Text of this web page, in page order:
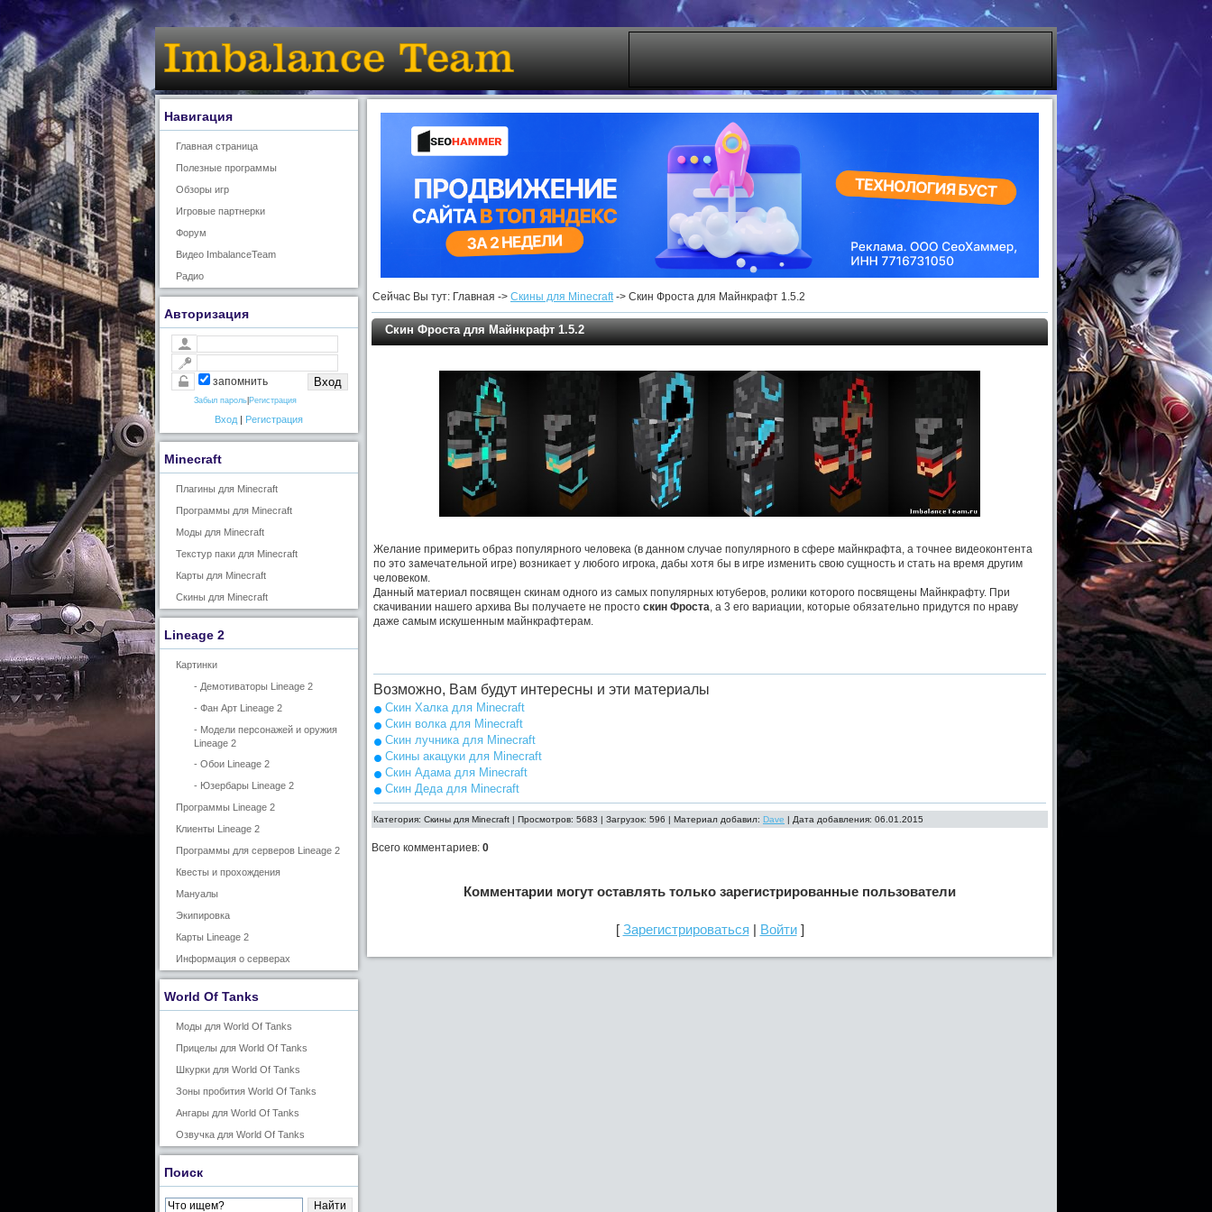
Навигация
Главная страница
Полезные программы
Обзоры игр
Игровые партнерки
Форум
Видео ImbalanceTeam
Радио
Авторизация
запомнить
Забыл пароль Регистрация
Вход | Регистрация
Minecraft
Плагины для Minecraft
Программы для Minecraft
Моды для Minecraft
Текстур паки для Minecraft
Карты для Minecraft
Скины для Minecraft
Lineage 2
Картинки
- Демотиваторы Lineage 2
- Фан Арт Lineage 2
- Модели персонажей и оружия
Lineage 2
- Обои Lineage 2
- Юзербары Lineage 2
Программы Lineage 2
Клиенты Lineage 2
Программы для серверов Lineage 2
Квесты и прохождения
Мануалы
Экипировка
Карты Lineage 2
Информация о серверах
World Of Tanks
Моды для World Of Tanks
Прицелы для World Of Tanks
Шкурки для World Of Tanks
Зоны пробития World Of Tanks
Ангары для World Of Tanks
Озвучка для World Of Tanks
Поиск
Сейчас Вы тут: Главная -> Скины для Minecraft -> Скин Фроста для Майнкрафт 1.5.2
Скин Фроста для Майнкрафт 1.5.2
Желание примерить образ популярного человека (в данном случае популярного в сфере майнкрафта, а точнее видеоконтента
по это замечательной игре) возникает у любого игрока, дабы хотя бы в игре изменить свою сущность и стать на время другим
человеком.
Данный материал посвящен скинам одного из самых популярных ютуберов, ролики которого посвящены Майнкрафту. При
скачивании нашего архива Вы получаете не просто скин Фроста , а 3 его вариации, которые обязательно придутся по нраву
даже самым искушенным майнкрафтерам.
Возможно, Вам будут интересны и эти материалы
Скин Халка для Minecraft
Скин волка для Minecraft
Скин лучника для Minecraft
Скины акацуки для Minecraft
Скин Адама для Minecraft
Скин Деда для Minecraft
Категория: Скины для Minecraft | Просмотров: 5683 | Загрузок: 596 | Материал добавил: Dave | Дата добавления: 06.01.2015
Всего комментариев: 0
Комментарии могут оставлять только зарегистрированные пользователи
[ Зарегистрироваться | Войти]